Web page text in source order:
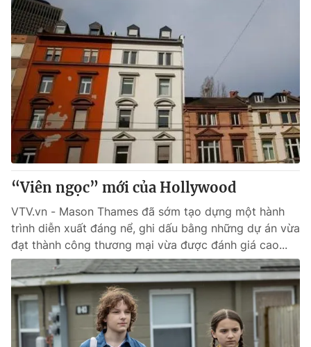
“Viên ngọc” mới của Hollywood
VTV.vn - Mason Thames đã sớm tạo dựng một hành
trình diễn xuất đáng nể, ghi dấu bằng những dự án vừa
đạt thành công thương mại vừa được đánh giá cao...